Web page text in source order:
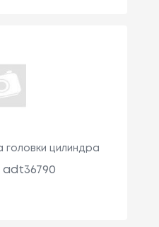
головки цилиндра